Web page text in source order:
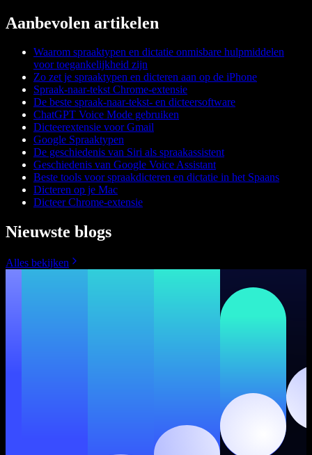
Aanbevolen artikelen
Waarom spraaktypen en dictatie onmisbare hulpmiddelen
voor toegankelijkheid zijn
Zo zet je spraaktypen en dicteren aan op de iPhone
Spraak-naar-tekst Chrome-extensie
De beste spraak-naar-tekst- en dicteersoftware
ChatGPT Voice Mode gebruiken
Dicteerextensie voor Gmail
Google Spraaktypen
De geschiedenis van Siri als spraakassistent
Geschiedenis van Google Voice Assistant
Beste tools voor spraakdicteren en dictatie in het Spaans
Dicteren op je Mac
Dicteer Chrome-extensie
Nieuwste blogs
Alles bekijken